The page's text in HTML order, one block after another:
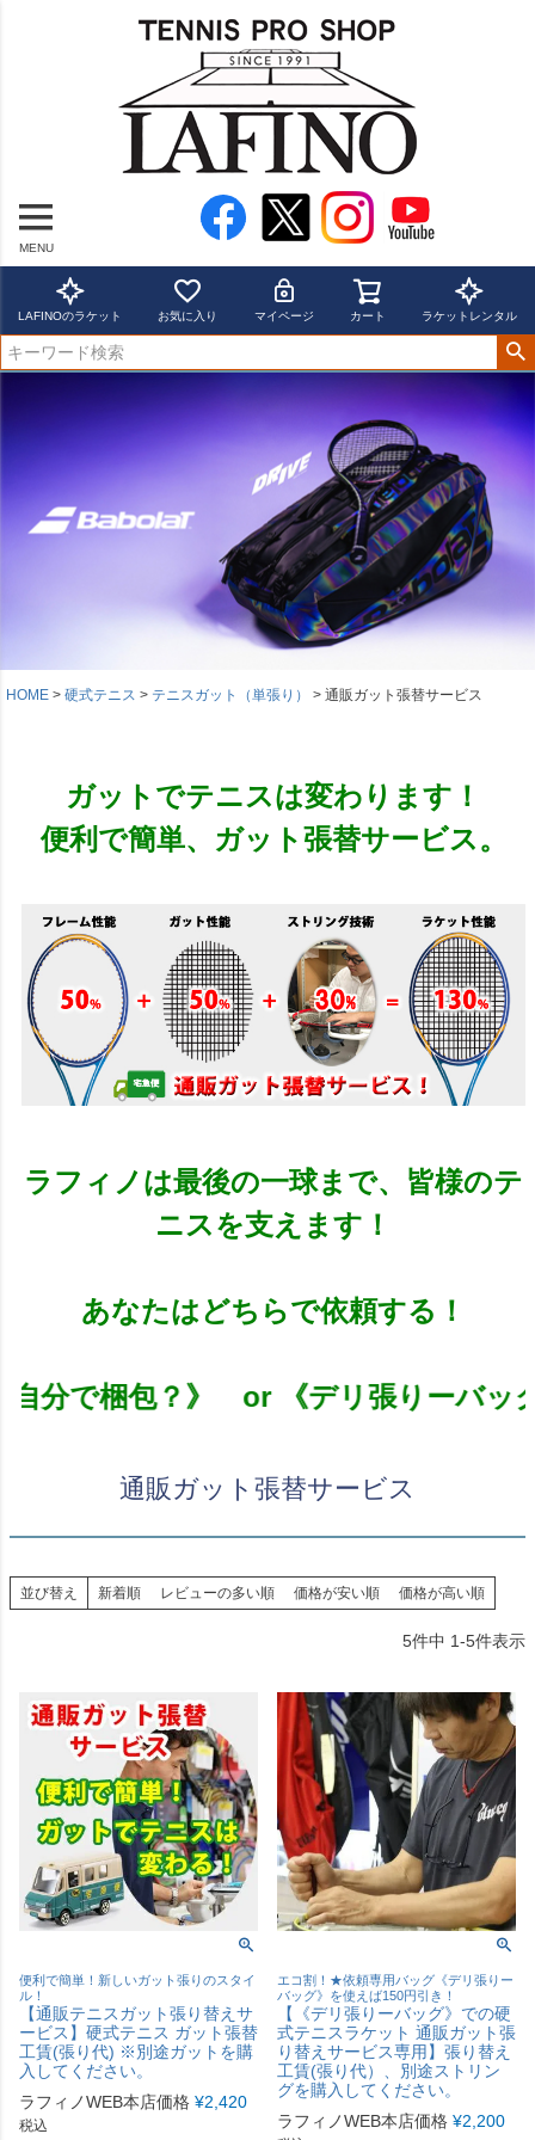
MENU
LAFINOのラケット お気に入り マイページ カート ラケットレンタル
HOME 硬式テニス テニスガット（単張り） 通販ガット張替サービス
ガットでテニスは変わります！
便利で簡単、ガット張替サービス。
ラフィノは最後の一球まで、皆様のテ
ニスを支えます！
あなたはどちらで依頼する！
《自分で梱包？》 or 《デリ張りー
通販ガット張替サービス
並び替え 新着順 レビューの多い順 価格が安い順 価格が高い順
5件中 1-5件表示
便利で簡単！新しいガット張りのスタイ
ル！
【通販テニスガット張り替えサ
ービス】硬式テニス ガット張替
工賃(張り代) ※別途ガットを購
入してください。
ラフィノWEB本店価格 ¥2,420
税込
エコ割！★依頼専用バッグ《デリ張りー
バッグ》を使えば150円引き！
【《デリ張りーバッグ》での硬
式テニスラケット 通販ガット張
り替えサービス専用】張り替え
工賃(張り代）、別途ストリン
グを購入してください。
ラフィノWEB本店価格 ¥2,200